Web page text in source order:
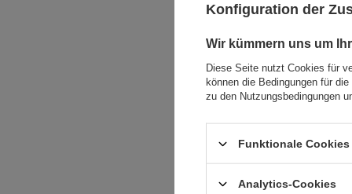
Konfiguration der
Wir kümmern uns um
Diese Seite nutzt Cookies für
können die Bedingungen für
zu den Nutzungsbedingungen
Funktionale
Analytics-Cookies